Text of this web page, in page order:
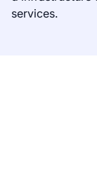
services.